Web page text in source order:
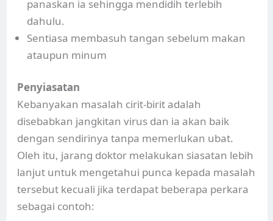
panaskan ia sehingga mendidih terlebih
dahulu.
Sentiasa membasuh tangan sebelum makan
ataupun minum
Penyiasatan
Kebanyakan masalah cirit-birit adalah
disebabkan jangkitan virus dan ia akan baik
dengan sendirinya tanpa memerlukan ubat.
Oleh itu, jarang doktor melakukan siasatan lebih
lanjut untuk mengetahui punca kepada masalah
tersebut kecuali jika terdapat beberapa perkara
sebagai contoh: